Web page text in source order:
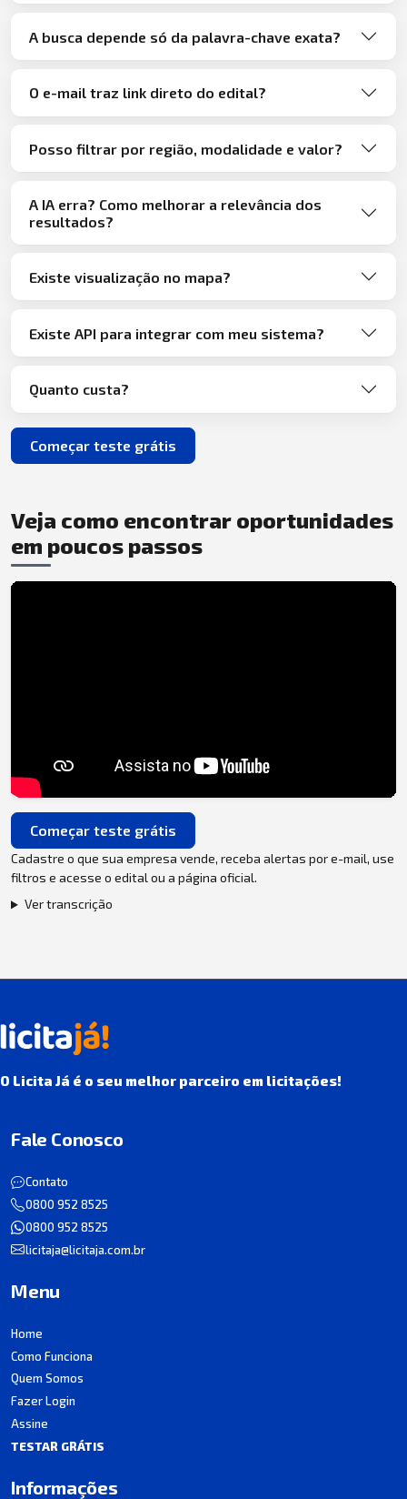
A busca depende só da palavra-chave exata?
O e-mail traz link direto do edital?
Posso filtrar por região, modalidade e valor?
A IA erra? Como melhorar a relevância dos
resultados?
Existe visualização no mapa?
Existe API para integrar com meu sistema?
Quanto custa?
Começar teste grátis
Veja como encontrar oportunidades
em poucos passos
Começar teste grátis
Cadastre o que sua empresa vende, receba alertas por e-mail, use
filtros e acesse o edital ou a página oficial.
Ver transcrição
O Licita Já é o seu melhor parceiro em licitações!
Fale Conosco
Contato
0800 952 8525
0800 952 8525
licitaja@licitaja.com.br
Menu
Home
Como Funciona
Quem Somos
Fazer Login
Assine
TESTAR GRÁTIS
Informações